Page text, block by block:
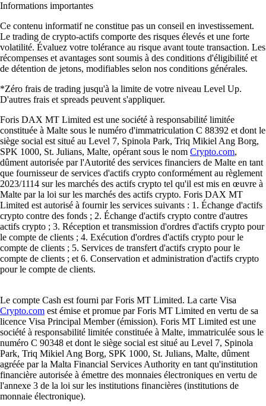
Informations importantes
Ce contenu informatif ne constitue pas un conseil en investissement.
Le trading de crypto-actifs comporte des risques élevés et une forte
volatilité. Évaluez votre tolérance au risque avant toute transaction. Les
récompenses et avantages sont soumis à des conditions d'éligibilité et
de détention de jetons, modifiables selon nos conditions générales.
*Zéro frais de trading jusqu'à la limite de votre niveau Level Up.
D'autres frais et spreads peuvent s'appliquer.
Foris DAX MT Limited est une société à responsabilité limitée
constituée à Malte sous le numéro d'immatriculation C 88392 et dont le
siège social est situé au Level 7, Spinola Park, Triq Mikiel Ang Borg,
SPK 1000, St. Julians, Malte, opérant sous le nom Crypto.com,
dûment autorisée par l'Autorité des services financiers de Malte en tant
que fournisseur de services d'actifs crypto conformément au règlement
2023/1114 sur les marchés des actifs crypto tel qu'il est mis en œuvre à
Malte par la loi sur les marchés des actifs crypto. Foris DAX MT
Limited est autorisé à fournir les services suivants : 1. Échange d'actifs
crypto contre des fonds ; 2. Échange d'actifs crypto contre d'autres
actifs crypto ; 3. Réception et transmission d'ordres d'actifs crypto pour
le compte de clients ; 4. Exécution d'ordres d'actifs crypto pour le
compte de clients ; 5. Services de transfert d'actifs crypto pour le
compte de clients ; et 6. Conservation et administration d'actifs crypto
pour le compte de clients.
Le compte Cash est fourni par Foris MT Limited. La carte Visa
Crypto.com est émise et promue par Foris MT Limited en vertu de sa
licence Visa Principal Member (émission). Foris MT Limited est une
société à responsabilité limitée constituée à Malte, immatriculée sous le
numéro C 90348 et dont le siège social est situé au Level 7, Spinola
Park, Triq Mikiel Ang Borg, SPK 1000, St. Julians, Malte, dûment
agréée par la Malta Financial Services Authority en tant qu'institution
financière autorisée à émettre des monnaies électroniques en vertu de
l'annexe 3 de la loi sur les institutions financières (institutions de
monnaie électronique).